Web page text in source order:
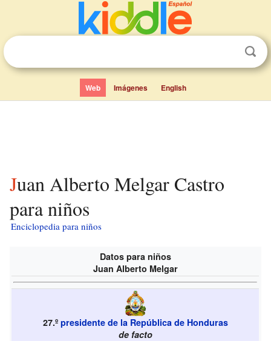
Web Imágenes English
Juan Alberto Melgar Castro
para niños
Enciclopedia para niños
Datos para niños
Juan Alberto Melgar
27.º presidente de la República de Honduras
de facto